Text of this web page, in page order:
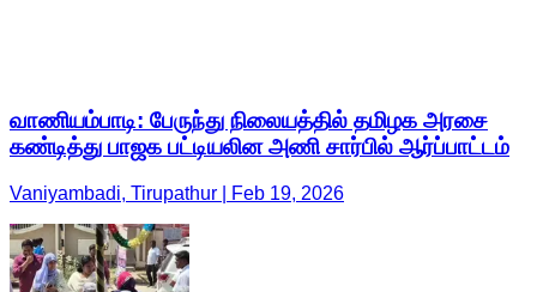
வாணியம்பாடி: பேருந்து நிலையத்தில் தமிழக அரசை
கண்டித்து பாஜக பட்டியலின அணி சார்பில் ஆர்ப்பாட்டம்
Vaniyambadi, Tirupathur | Feb 19, 2026